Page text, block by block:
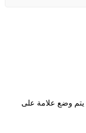
يتم وضع علامة على